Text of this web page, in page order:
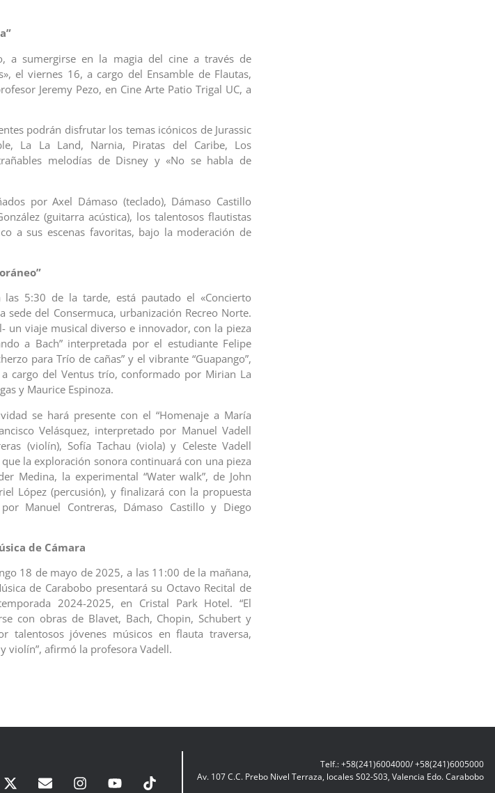
a sumergirse en la magia del cine a través de
el viernes 16, a cargo del Ensamble de Flautas,
Jeremy Pezo, en Cine Arte Patio Trigal UC, a
podrán disfrutar los temas icónicos de Jurassic
La La Land, Narnia, Piratas del Caribe, Los
melodías de Disney y «No se habla de
por Axel Dámaso (teclado), Dámaso Castillo
(guitarra acústica), los talentosos flautistas
a sus escenas favoritas, bajo la moderación de
5:30 de la tarde, está pautado el «Concierto
sede del Consermuca, urbanización Recreo Norte.
un viaje musical diverso e innovador, con la pieza
a Bach” interpretada por el estudiante Felipe
para Trío de cañas” y el vibrante “Guapango”,
cargo del Ventus trío, conformado por Mirian La
y Maurice Espinoza.
se hará presente con el “Homenaje a María
Velásquez, interpretado por Manuel Vadell
(violín), Sofía Tachau (viola) y Celeste Vadell
la exploración sonora continuará con una pieza
Medina, la experimental “Water walk”, de John
López (percusión), y finalizará con la propuesta
por Manuel Contreras, Dámaso Castillo y Diego
de Cámara
18 de mayo de 2025, a las 11:00 de la mañana,
de Carabobo presentará su Octavo Recital de
2024-2025, en Cristal Park Hotel. “El
con obras de Blavet, Bach, Chopin, Schubert y
talentosos jóvenes músicos en flauta traversa,
violín”, afirmó la profesora Vadell.
Telf.: +58(241)6004000/ +58(241)6005000
Av. 107 C.C. Prebo Nivel Terraza, locales S02-S03, Valencia Edo. Carabobo